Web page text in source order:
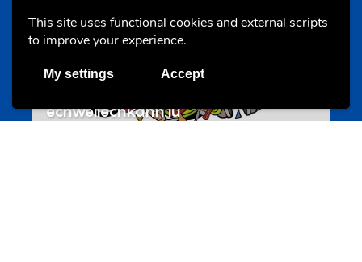
This site uses functional cookies and external scripts
to improve your experience.
My settings Accept
echwellechkann.lu